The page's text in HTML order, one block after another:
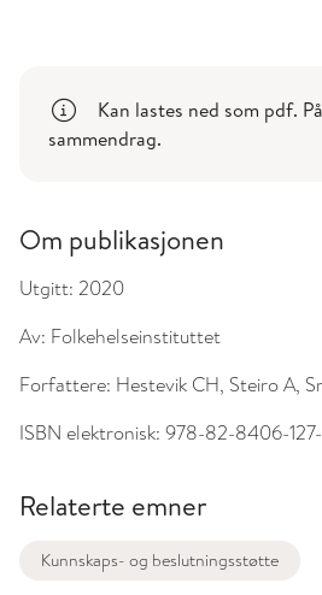
Kan lastes ned som pdf.
sammendrag.
Om publikasjonen
Utgitt: 2020
Av: Folkehelseinstituttet
Forfattere: Hestevik CH, Steiro A,
ISBN elektronisk: 978-82-8406-
Relaterte emner
Kunnskaps- og beslutningsstøtte